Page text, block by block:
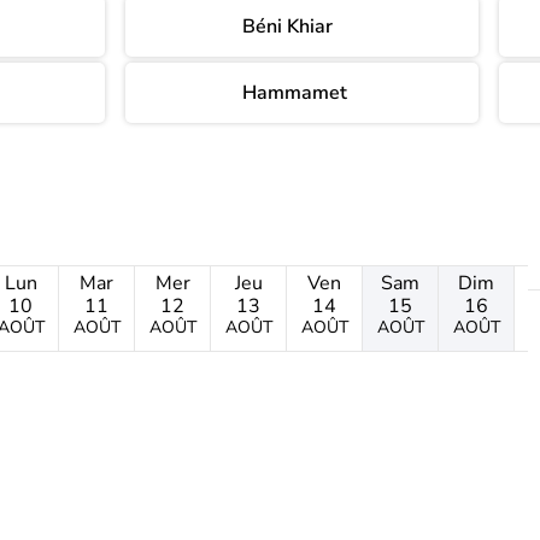
Béni Khiar
Hammamet
Lun
10
Mar
11
AOÛT
Mer
12
AOÛT
Jeu
13
AOÛT
Ven
14
AOÛT
Sam
15
AOÛT
Dim
16
AOÛT